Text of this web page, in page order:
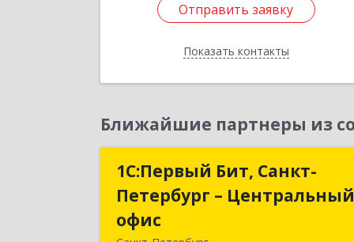
Отправить заявку
Показать контакты
Отправить заявку
Назад
Ближайшие партнеры из
1С:Первый Бит, Санкт-
Петербург – Центральный
офис
1С:Первый Бит, Санкт-
Петербург – Центральный